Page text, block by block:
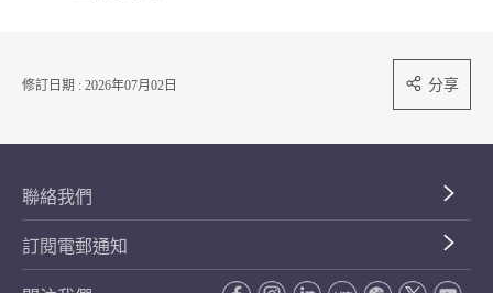
修訂日期 : 2026年07月02日 分享
聯絡我們
訂閱電郵通知